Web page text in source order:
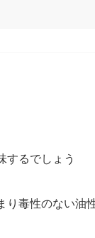
するでしょう
り毒性のない油